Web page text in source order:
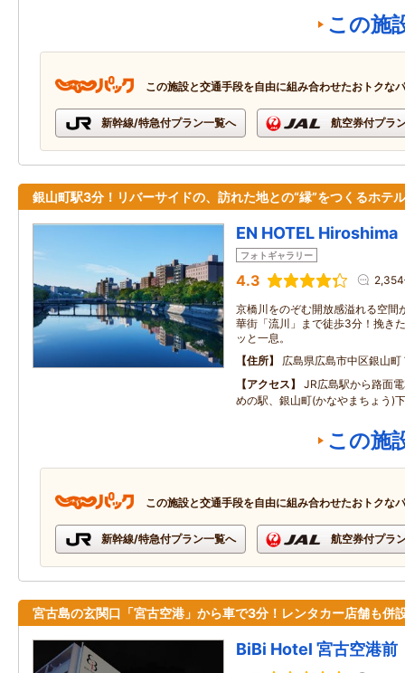
この施
この施設と交通手段を自由に組み合わせたおトクな
新幹線/特急付プラン一覧へ 航空券付プラ
銀山町駅3分！リバーサイドの、訪れた地との“縁”をつくるホテル
EN HOTEL Hiroshima
フォトギャラリー
4.3
京橋川をのぞむ開放感溢れる空間
華街「流川」まで徒歩3分！挽き
ッと一息。
住所
広島県広島市中区銀山町
アクセス
JR広島駅から路面
めの駅、銀山町(かなやまちょう)
この施
この施設と交通手段を自由に組み合わせたおトクな
新幹線/特急付プラン一覧へ 航空券付プラ
宮古島の玄関口「宮古空港」から車で3分！レンタカー店舗も併
BiBi Hotel 宮古空港前